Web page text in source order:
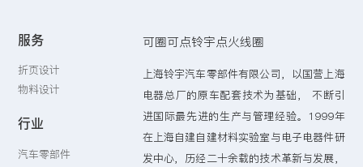
服务
折页设计
物料设计
行业
汽车零部件
可圈可点铃宇点火线圈
上海铃宇汽车零部件有限公司，以国营上海
电器总厂的原车配套技术为基础， 不断引
进国际最先进的生产与管理经验。1999年
在上海自建自建材料实验室与电子电器件研
发中心，历经二十余载的技术革新与发展，